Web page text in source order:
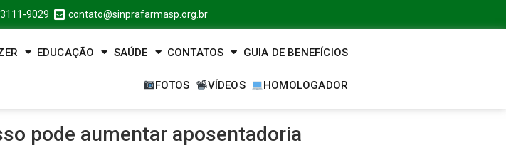
9029 contato@sinprafarmasp.org.br
EDUCAÇÃO SAÚDE CONTATOS GUIA DE BENEFÍCIOS
FOTOS VÍDEOS HOMOLOGADOR
pode aumentar aposentadoria